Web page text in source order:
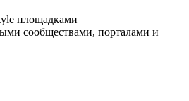
площадками
сообществами, порталами и